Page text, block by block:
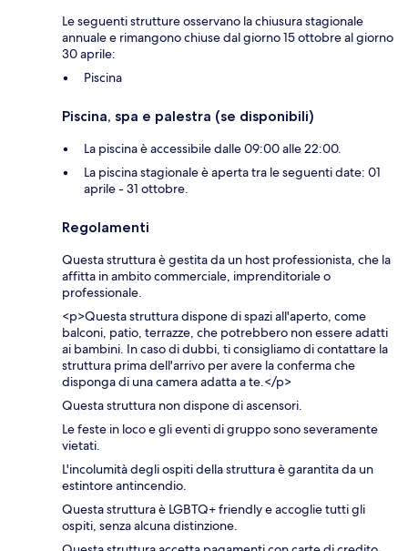
Le seguenti strutture osservano la chiusura stagionale
annuale e rimangono chiuse dal giorno 15 ottobre al giorno
30 aprile:
Piscina
Piscina, spa e palestra (se disponibili)
La piscina è accessibile dalle 09:00 alle 22:00.
La piscina stagionale è aperta tra le seguenti date: 01
aprile - 31 ottobre.
Regolamenti
Questa struttura è gestita da un host professionista, che la
affitta in ambito commerciale, imprenditoriale o
professionale.
<p>Questa struttura dispone di spazi all'aperto, come
balconi, patio, terrazze, che potrebbero non essere adatti
ai bambini. In caso di dubbi, ti consigliamo di contattare la
struttura prima dell'arrivo per avere la conferma che
disponga di una camera adatta a te.</p>
Questa struttura non dispone di ascensori.
Le feste in loco e gli eventi di gruppo sono severamente
vietati.
L'incolumità degli ospiti della struttura è garantita da un
estintore antincendio.
Questa struttura è LGBTQ+ friendly e accoglie tutti gli
ospiti, senza alcuna distinzione.